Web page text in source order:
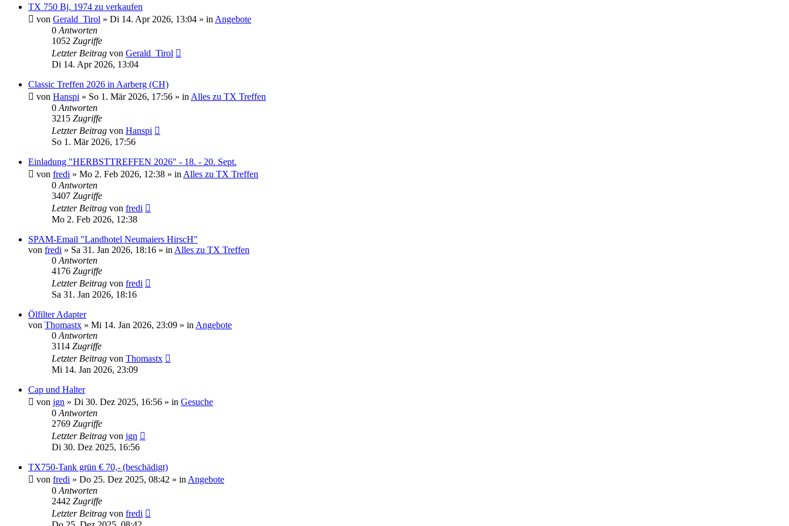
TX 750 Bj. 1974 zu verkaufen
von Gerald_Tirol » Di 14. Apr 2026, 13:04 » in Angebote
0 Antworten
1052 Zugriffe
Letzter Beitrag von Gerald_Tirol
Di 14. Apr 2026, 13:04
Classic Treffen 2026 in Aarberg (CH)
von Hanspi » So 1. Mär 2026, 17:56 » in Alles zu TX Treffen
0 Antworten
3215 Zugriffe
Letzter Beitrag von Hanspi
So 1. Mär 2026, 17:56
Einladung "HERBSTTREFFEN 2026" - 18. - 20. Sept.
von fredi » Mo 2. Feb 2026, 12:38 » in Alles zu TX Treffen
0 Antworten
3407 Zugriffe
Letzter Beitrag von fredi
Mo 2. Feb 2026, 12:38
SPAM-Email "Landhotel Neumaiers HirscH"
von fredi » Sa 31. Jan 2026, 18:16 » in Alles zu TX Treffen
0 Antworten
4176 Zugriffe
Letzter Beitrag von fredi
Sa 31. Jan 2026, 18:16
Ölfilter Adapter
von Thomastx » Mi 14. Jan 2026, 23:09 » in Angebote
0 Antworten
3114 Zugriffe
Letzter Beitrag von Thomastx
Mi 14. Jan 2026, 23:09
Cap und Halter
von jgn » Di 30. Dez 2025, 16:56 » in Gesuche
0 Antworten
2769 Zugriffe
Letzter Beitrag von jgn
Di 30. Dez 2025, 16:56
TX750-Tank grün € 70,- (beschädigt)
von fredi » Do 25. Dez 2025, 08:42 » in Angebote
0 Antworten
2442 Zugriffe
Letzter Beitrag von fredi